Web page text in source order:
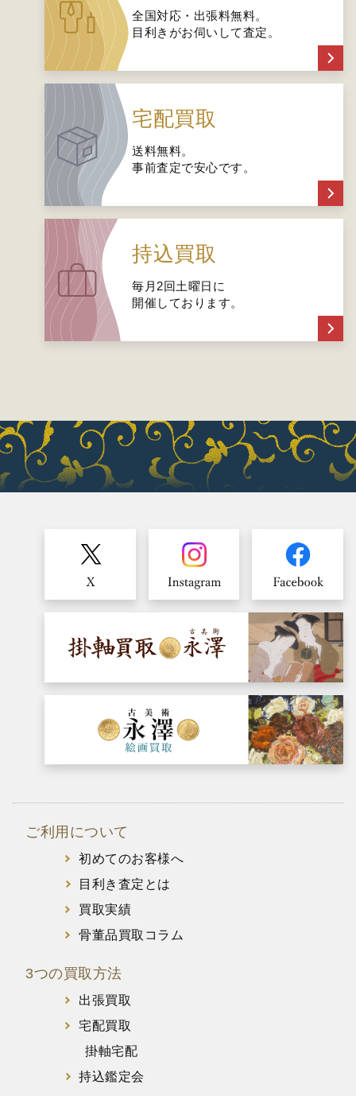
全国対応・出張料無料。
目利きがお伺いして査定。
宅配買取
送料無料。
事前査定で安心です。
持込買取
毎月2回土曜日に
開催しております。
ご利用について
初めてのお客様へ
目利き査定とは
買取実績
骨董品買取コラム
3つの買取方法
出張買取
宅配買取
掛軸宅配
持込鑑定会